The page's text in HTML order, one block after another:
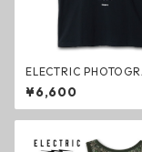
ELECTRIC
GO #4 DRY S/S TEE
ACK ドライTシャツ ブ
エレクトリック ファ
¥6,600